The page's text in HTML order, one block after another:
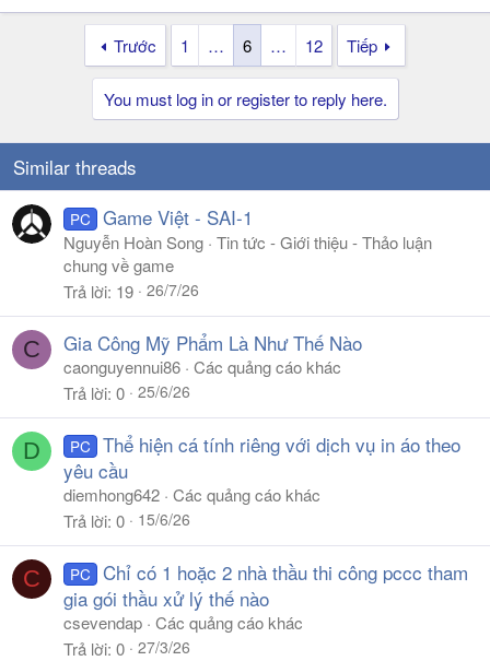
Trước 1 … 6 … 12 Tiếp
You must log in or register to reply here.
Similar threads
PC Game Việt - SAI-1
Nguyễn Hoàn Song Tin tức - Giới thiệu - Thảo luận
chung về game
Trả lời 19 26/7/26
C Gia Công Mỹ Phẩm Là Như Thế Nào
caonguyennui86 Các quảng cáo khác
Trả lời 0 25/6/26
D PC Thể hiện cá tính riêng với dịch vụ in áo theo
yêu cầu
diemhong642 Các quảng cáo khác
Trả lời 0 15/6/26
C PC Chỉ có 1 hoặc 2 nhà thầu thi công pccc tham
gia gói thầu xử lý thế nào
csevendap Các quảng cáo khác
Trả lời 0 27/3/26